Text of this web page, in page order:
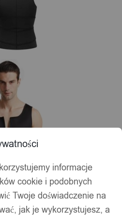
informacje
cookie i podobnych
Twoje doświadczenie na
jak je wykorzystujesz, a